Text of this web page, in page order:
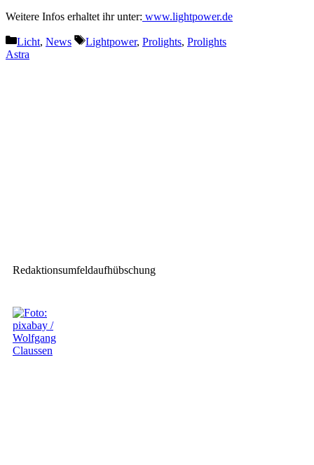
Weitere Infos erhaltet ihr unter: www.lightpower.de
Kategorien
Licht, News Schlagwörter
Lightpower, Prolights, Prolights
Astra
Redaktionsumfeldaufhübschung